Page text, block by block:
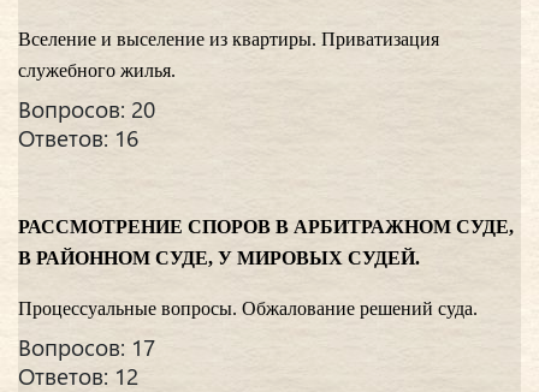
Вселение и выселение из квартиры. Приватизация
служебного жилья.
Вопросов: 20
Ответов: 16
РАССМОТРЕНИЕ СПОРОВ В АРБИТРАЖНОМ СУДЕ,
В РАЙОННОМ СУДЕ, У МИРОВЫХ СУДЕЙ.
Процессуальные вопросы. Обжалование решений суда.
Вопросов: 17
Ответов: 12